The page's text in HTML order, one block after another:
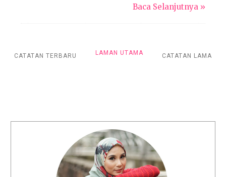
Baca Selanjutnya »
CATATAN TERBARU CATATAN LAMA
LAMAN UTAMA